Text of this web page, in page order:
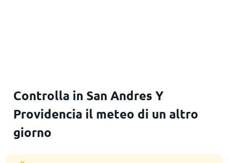
Controlla in San Andres Y
Providencia il meteo di un altro
giorno